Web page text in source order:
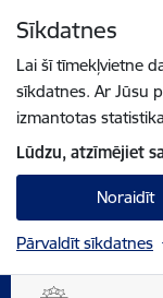
Sīkdatnes
Lai šī tīmekļvietne
sīkdatnes. Ar Jūsu
izmantotas
Lūdzu, atzīmējiet
Noraidīt
Pārvaldīt sīkdatnes